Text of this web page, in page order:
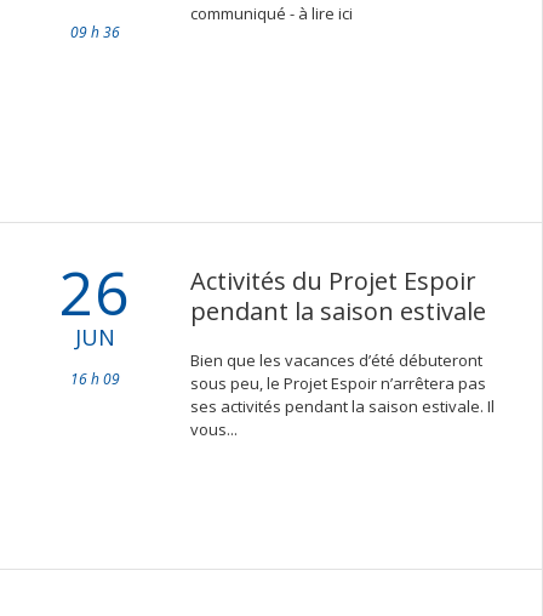
09 h 36
communiqué - à lire ici
26
JUN
16 h 09
Activités du Projet Espoir
pendant la saison estivale
Bien que les vacances d’été débuteront
sous peu, le Projet Espoir n’arrêtera pas
ses activités pendant la saison estivale. Il
vous...